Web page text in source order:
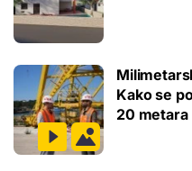
Kako se
20 metara